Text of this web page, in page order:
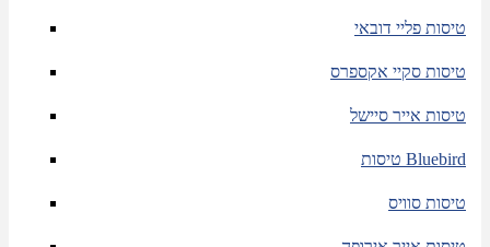
טיסות פליי דובאי
טיסות סקיי אקספרס
טיסות אייר סיישל
טיסות Bluebird
טיסות סוויס